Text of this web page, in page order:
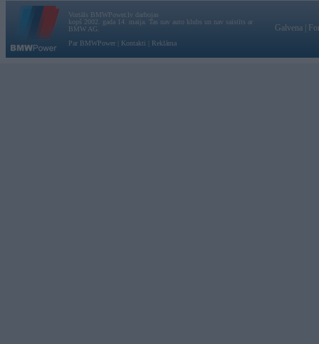
Vortāls BMWPower.lv darbojas
kopš 2002. gada 14. maija. Tas nav auto klubs un nav saistīts ar
BMW AG.
Par BMWPower
Kontakti Reklāma
Galvena